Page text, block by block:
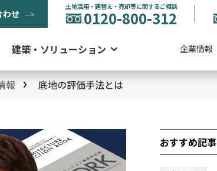
わせ
土地活用・建替え・売却等に関するご相談
0120-800-312
建築・ソリューション 企業情報
報 底地の評価手法とは
おすすめ記事